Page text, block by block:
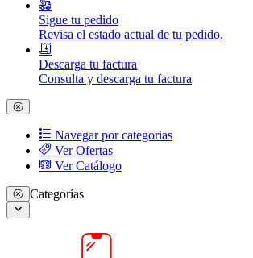
Sigue tu pedido
Revisa el estado actual de tu pedido.
Descarga tu factura
Consulta y descarga tu factura
Navegar por categorias
Ver Ofertas
Ver Catálogo
Categorías